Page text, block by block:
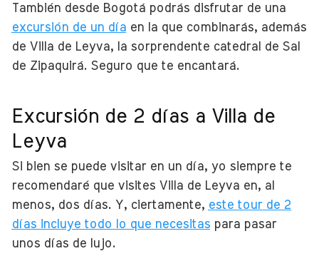
También desde Bogotá podrás disfrutar de una
excursión de un día en la que combinarás, además
de Villa de Leyva, la sorprendente catedral de Sal
de Zipaquirá. Seguro que te encantará.
Excursión de 2 días a Villa de
Leyva
Si bien se puede visitar en un día, yo siempre te
recomendaré que visites Villa de Leyva en, al
menos, dos días. Y, ciertamente, este tour de 2
días incluye todo lo que necesitas para pasar
unos días de lujo.